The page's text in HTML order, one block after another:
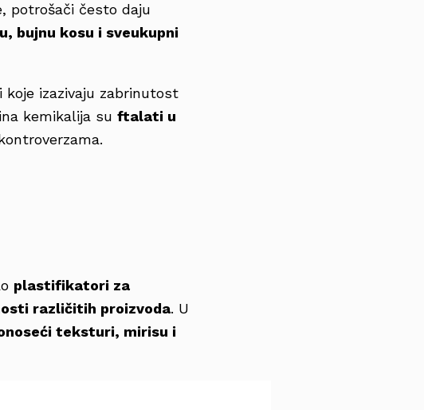
potrošači često daju
bujnu kosu i sveukupni
izazivaju zabrinutost
kemikalija su ftalati u
plastifikatori za
različitih proizvoda. U
teksturi, mirisu i